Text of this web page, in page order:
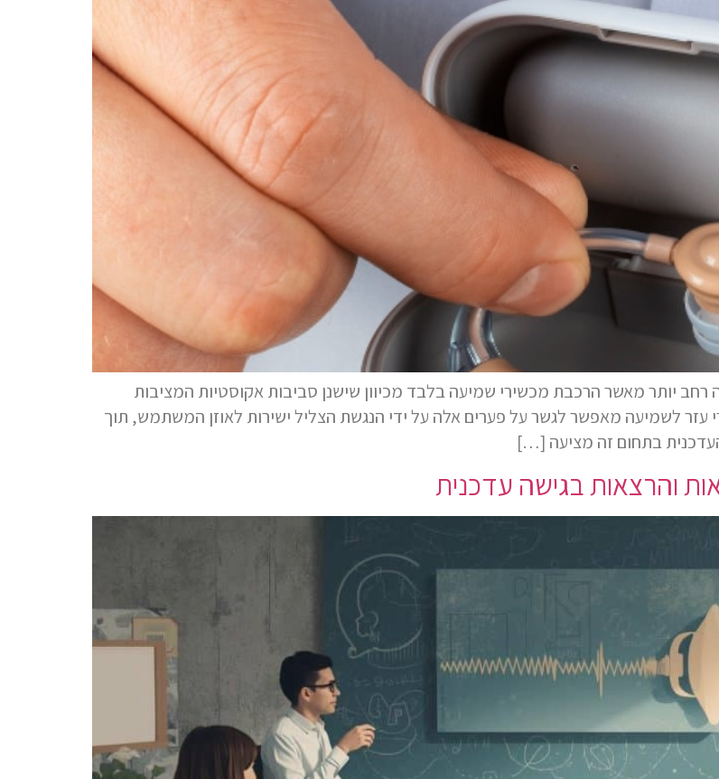
יותר מאשר הרכבת מכשירי שמיעה בלבד מכיוון שישנן סביבות אקוסטיות המציבות
לשמיעה מאפשר לגשר על פערים אלה על ידי הנגשת הצליל ישירות לאוזן המשתמש, תוך
העדכנית בתחום זה מציעה […]
והרצאות בגישה עדכנית